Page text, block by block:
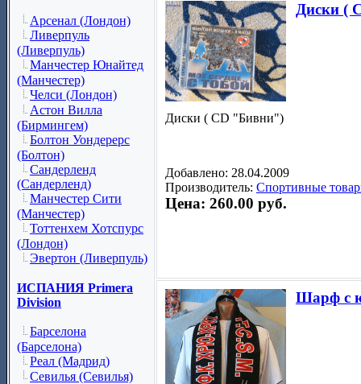
Арсенал (Лондон)
Ливерпуль
(Ливерпуль)
Манчестер Юнайтед
(Манчестер)
Челси (Лондон)
Астон Вилла
(Бирмингем)
Болтон Уондерерс
(Болтон)
Сандерленд
(Сандерленд)
Манчестер Сити
(Манчестер)
Тоттенхем Хотспурс
(Лондон)
Эвертон (Ливерпуль)
ИСПАНИЯ Primera
Division
Барселона
(Барселона)
Реал (Мадрид)
Севилья (Севилья)
Диски (
Диски ( СD "Бивни")
Добавлено: 28.04.2009
Производитель: Спортивные
Цена: 260.00 руб.
Шарф с